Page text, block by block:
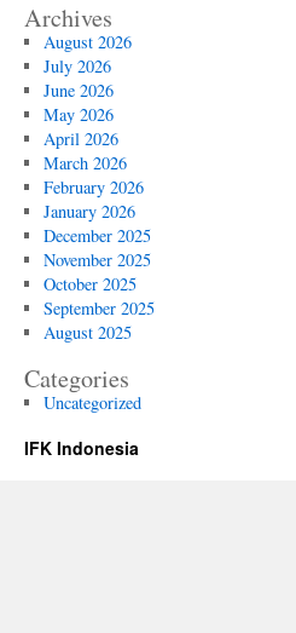
Archives
August 2026
July 2026
June 2026
May 2026
April 2026
March 2026
February 2026
January 2026
December 2025
November 2025
October 2025
September 2025
August 2025
Categories
Uncategorized
IFK Indonesia